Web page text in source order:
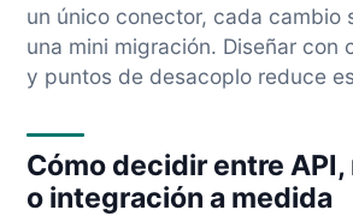
un único conector, cada cambio
una mini migración. Diseñar con
y puntos de desacoplo reduce
Cómo decidir entre
o integración a medida